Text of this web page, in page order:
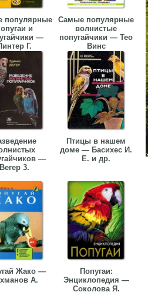
популярные
и
—
Г.
Самые популярные
волнистые
попугайчики — Тео
Винс
—
Вегер 3.
Птицы в нашем
доме — Басихес И.
Е. и др.
Жако —
А.
Попугаи:
Энциклопедия —
Соколова Я.